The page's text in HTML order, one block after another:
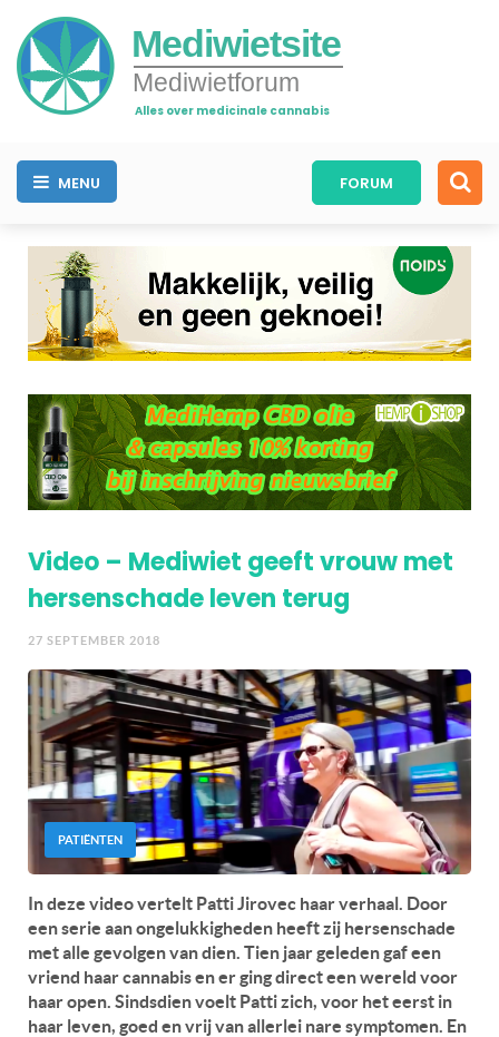
Mediwietsite
Mediwietforum
Alles over medicinale cannabis
MENU FORUM
Video – Mediwiet geeft vrouw met
hersenschade leven terug
27 SEPTEMBER 2018
PATIËNTEN
In deze video vertelt Patti Jirovec haar verhaal. Door
een serie aan ongelukkigheden heeft zij hersenschade
met alle gevolgen van dien. Tien jaar geleden gaf een
vriend haar cannabis en er ging direct een wereld voor
haar open. Sindsdien voelt Patti zich, voor het eerst in
haar leven, goed en vrij van allerlei nare symptomen. En